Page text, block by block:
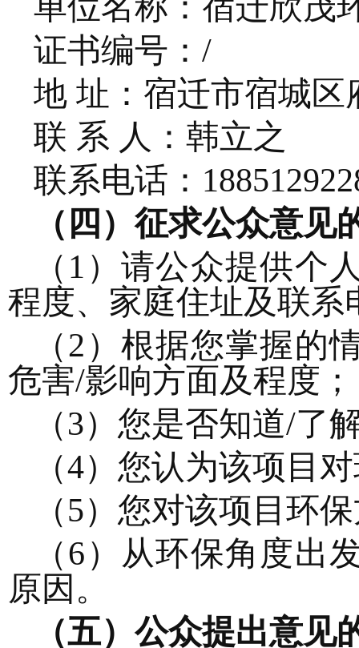
证书编号： /
地 址：宿迁市宿城区
联 系 人： 韩立之
联系电话：
（ 四 ）征求公众意见
（ 1）请公众提供个
程度、家庭住址及联系
（2）根据您掌握的
危害/影响方面及程度；
（3）您是否知道/了
（4）您认为该项目
（5）您对该项目环
（6）从环保角度出
原因。
（五）公众提出意见